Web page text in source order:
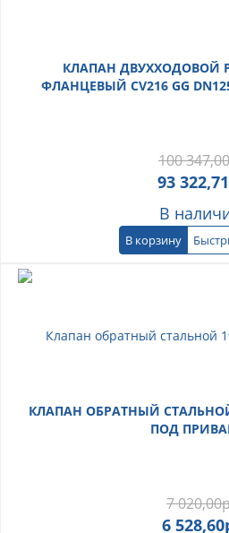
КЛАПАН
ФЛАНЦЕВЫЙ CV216 GG
100 347,00
93 322,71
В
В корзину
КЛАПАН ОБРАТНЫЙ СТАЛЬНОЙ
ПОД
7 020,00
6 528,60